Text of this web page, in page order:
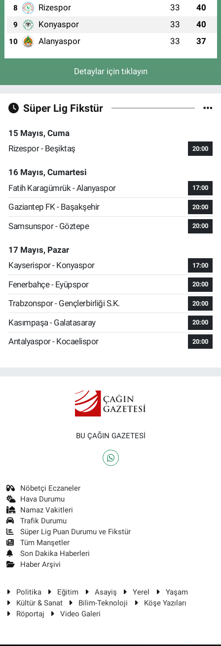
8 Rizespor 33 40
9 Konyaspor 33 40
10 Alanyaspor 33 37
Detaylar için tıklayın
Süper Lig Fikstür
15 Mayıs, Cuma
Rizespor - Beşiktaş
20:00
16 Mayıs, Cumartesi
Fatih Karagümrük - Alanyaspor
17:00
Gaziantep FK - Başakşehir 20:00
Samsunspor - Göztepe 20:00
17 Mayıs, Pazar
Kayserispor - Konyaspor
17:00
Fenerbahçe - Eyüpspor 20:00
Trabzonspor - Gençlerbirliği S.K. 20:00
Kasımpaşa - Galatasaray 20:00
Antalyaspor - Kocaelispor 20:00
BU ÇAĞIN GAZETESİ
Nöbetçi Eczaneler
Hava Durumu
Namaz Vakitleri
Trafik Durumu
Süper Lig Puan Durumu ve Fikstür
Tüm Manşetler
Son Dakika Haberleri
Haber Arşivi
Politika Eğitim Asayiş Yerel
Yaşam
Kültür & Sanat
Bilim-Teknoloji
Köşe Yazıları
Röportaj
Video Galeri